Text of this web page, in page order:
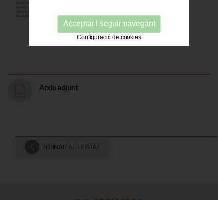
Arxiu adjunt
TORNAR AL LLISTAT
Acceptar i seguir navegant
Configuració de cookies